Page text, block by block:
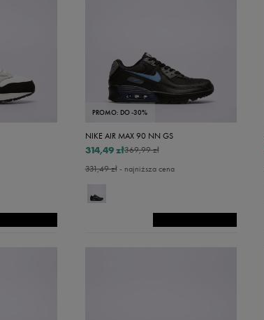
PROMO: DO -30%
NIKE AIR MAX 90 NN GS
369,99 zł
314,49 zł
331,49 zł- najniższa cena